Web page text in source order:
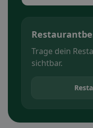
Trage dein
sichtbar.